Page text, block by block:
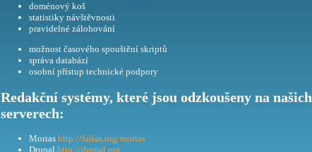
doménový koš
statistiky návštěvnosti
pravidelné zálohování
možnost časového spouštění skriptů
správa databází
osobní přístup technické podpory
Redakční systémy, které jsou odzkoušeny na našich
serverech:
Morias http://falias.org/morias
Drupal http://drupal.org